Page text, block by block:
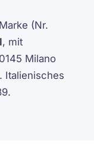
(Nr.
, mit
Milano
Italienisches